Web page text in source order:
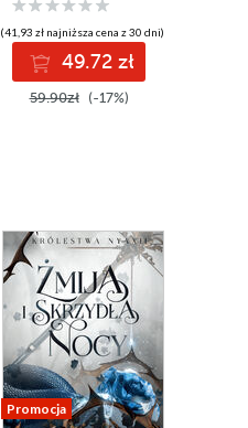
(41,93 zł najniższa cena z 30 dni)
49.72 zł
59.90zł (-17%)
Promocja